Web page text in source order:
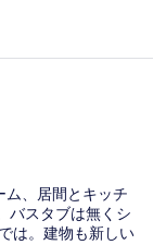
ム、居間とキッチ
バスタブは無くシ
は。建物も新しい